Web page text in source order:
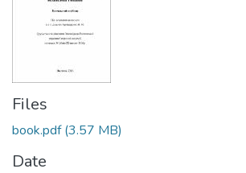
Files
book.pdf(3.57 MB)
Date